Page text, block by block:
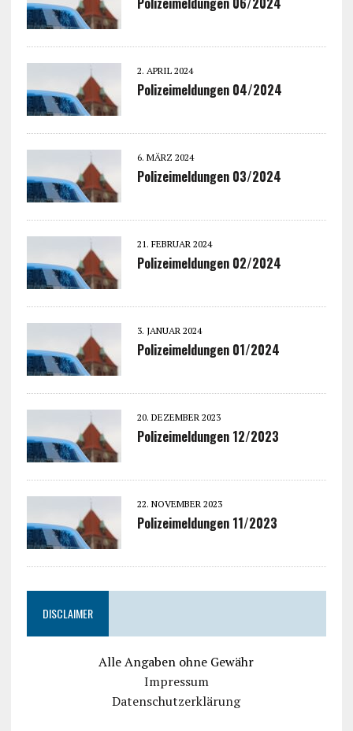
2. APRIL 2024
Polizeimeldungen 04/2024
6. MÄRZ 2024
Polizeimeldungen 03/2024
21. FEBRUAR 2024
Polizeimeldungen 02/2024
3. JANUAR 2024
Polizeimeldungen 01/2024
20. DEZEMBER 2023
Polizeimeldungen 12/2023
22. NOVEMBER 2023
Polizeimeldungen 11/2023
DISCLAIMER
Alle Angaben ohne Gewähr
Impressum
Datenschutzerklärung